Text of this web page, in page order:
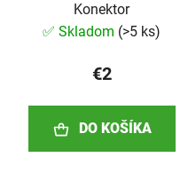
Konektor
✅ Skladom (>5 ks)
€2
DO KOŠÍKA